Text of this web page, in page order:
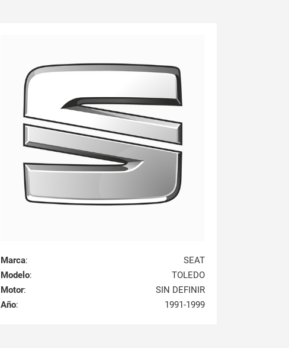
Marca:
SEAT
Modelo:
TOLEDO
Motor:
SIN DEFINIR
Año: 1991-1999